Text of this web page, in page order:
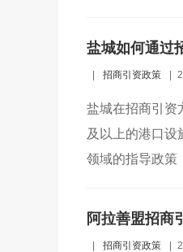
盐城如何通过
招商引资政策
盐城在招商引资
及以上的港口设
领域的指导政策
阿拉善盟招商
招商引资政策